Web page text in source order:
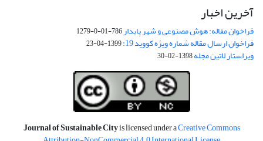
آخرین اخبار
فراخوان مقاله: هوش مصنوعی و شهر پایدار786-01-0-1279
فراخوان ارسال مقاله شماره ویژه کووید 19: 1399-04-23
ویراستار لاتین مجله1398-02-30
Journal of Sustainable Cityis licensed under aCreative Commons